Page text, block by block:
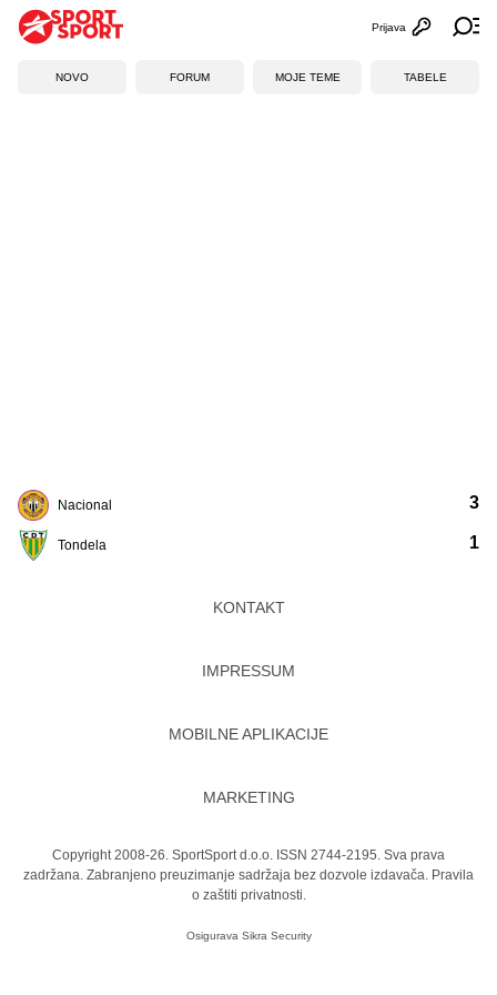
Otvori
Prijava
NOVO FORUM MOJE TEME TABELE
Nacional
Tondela
3
1
KONTAKT
IMPRESSUM
MOBILNE APLIKACIJE
MARKETING
Copyright 2008-26. SportSport d.o.o. ISSN 2744-2195. Sva prava
zadržana. Zabranjeno preuzimanje sadržaja bez dozvole izdavača. Pravila
o zaštiti privatnosti.
Osigurava Sikra Security